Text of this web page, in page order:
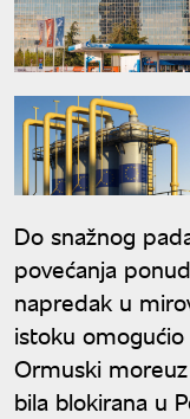
Do snažnog
povećanja
napredak u
istoku
Ormuski
bila blokirana u